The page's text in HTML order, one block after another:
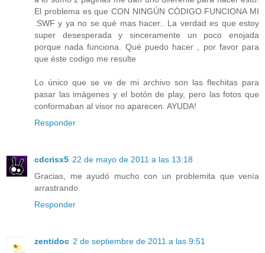
El problema es que CON NINGÚN CÓDIGO FUNCIONA MI
.SWF y ya no se qué mas hacer.. La verdad es que estoy
super desesperada y sinceramente un poco enojada
porque nada funciona. Qué puedo hacer , por favor para
que éste codigo me resulte
Lo único que se ve de mi archivo son las flechitas para
pasar las imágenes y el botón de play, pero las fotos que
conformaban al visor no aparecen. AYUDA!
Responder
cdcrisx5 22 de mayo de 2011 a las 13:18
Gracias, me ayudó mucho con un problemita que venía
arrastrando.
Responder
zentidoc 2 de septiembre de 2011 a las 9:51